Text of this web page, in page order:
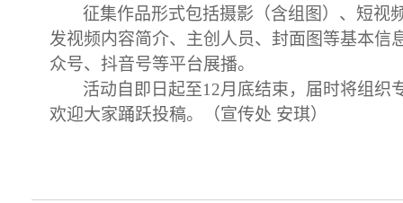
征集作品形式包括摄影（含组图）、短视
发视频内容简介、主创人员、封面图等基本
众号、 抖音号等平台展播。
活动自即日起至12月底结束，届时将组织
欢迎大家踊跃投稿。（宣传处 安琪）